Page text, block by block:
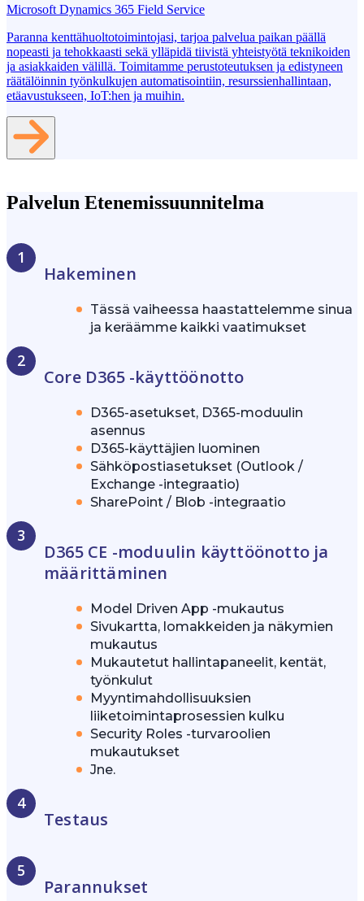
Microsoft Dynamics 365 Field Service
Paranna kenttähuoltotoimintojasi, tarjoa palvelua paikan päällä
nopeasti ja tehokkaasti sekä ylläpidä tiivistä yhteistyötä teknikoiden
ja asiakkaiden välillä. Toimitamme perustoteutuksen ja edistyneen
räätälöinnin työnkulkujen automatisointiin, resurssienhallintaan,
etäavustukseen, IoT:hen ja muihin.
Palvelun Etenemissuunnitelma
Hakeminen
Tässä vaiheessa haastattelemme sinua
ja keräämme kaikki vaatimukset
Core D365 -käyttöönotto
D365-asetukset, D365-moduulin
asennus
D365-käyttäjien luominen
Sähköpostiasetukset (Outlook /
Exchange -integraatio)
SharePoint / Blob -integraatio
D365 CE -moduulin käyttöönotto ja
määrittäminen
Model Driven App -mukautus
Sivukartta, lomakkeiden ja näkymien
mukautus
Mukautetut hallintapaneelit, kentät,
työnkulut
Myyntimahdollisuuksien
liiketoimintaprosessien kulku
Security Roles -turvaroolien
mukautukset
Jne.
Testaus
Parannukset